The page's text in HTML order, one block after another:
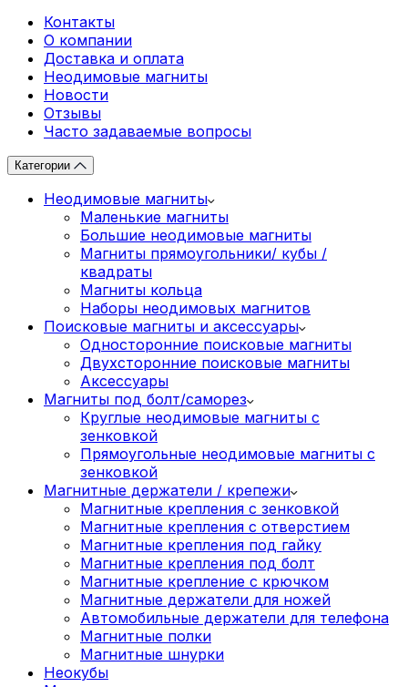
Контакты
О компании
Доставка и оплата
Неодимовые магниты
Новости
Отзывы
Часто задаваемые вопросы
Категории
Неодимовые магниты
Маленькие магниты
Большие неодимовые магниты
Магниты прямоугольники/ кубы /
квадраты
Магниты кольца
Наборы неодимовых магнитов
Поисковые магниты и аксессуары
Односторонние поисковые магниты
Двухсторонние поисковые магниты
Аксессуары
Магниты под болт/саморез
Круглые неодимовые магниты с
зенковкой
Прямоугольные неодимовые магниты с
зенковкой
Магнитные держатели / крепежи
Магнитные крепления с зенковкой
Магнитные крепления с отверстием
Магнитные крепления под гайку
Магнитные крепления под болт
Магнитные крепление с крючком
Магнитные держатели для ножей
Автомобильные держатели для телефона
Магнитные полки
Магнитные шнурки
Неокубы